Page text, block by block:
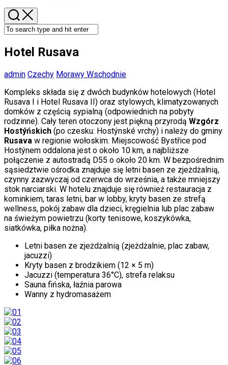
Hotel Rusava
admin Czechy Morawy Wschodnie
Kompleks składa się z dwóch budynków hotelowych (Hotel
Rusava I i Hotel Rusava II) oraz stylowych, klimatyzowanych
domków z częścią sypialną (odpowiednich na pobyty
rodzinne). Cały teren otoczony jest piękną przyrodą Wzgórz
Hostýńskich (po czesku: Hostýnské vrchy) i należy do gminy
Rusava w regionie wołoskim. Miejscowość Bystřice pod
Hostýnem oddalona jest o około 10 km, a najbliższe
połączenie z autostradą D55 o około 20 km. W bezpośrednim
sąsiedztwie ośrodka znajduje się letni basen ze zjeżdżalnią,
czynny zazwyczaj od czerwca do września, a także mniejszy
stok narciarski. W hotelu znajduje się również restauracja z
kominkiem, taras letni, bar w lobby, kryty basen ze strefą
wellness, pokój zabaw dla dzieci, kręgielnia lub plac zabaw
na świeżym powietrzu (korty tenisowe, koszykówka,
siatkówka, piłka nożna).
Letni basen ze zjeżdżalnią (zjeżdżalnie, plac zabaw,
jacuzzi)
Kryty basen z brodzikiem (12 × 5 m)
Jacuzzi (temperatura 36°C), strefa relaksu
Sauna fińska, łaźnia parowa
Wanny z hydromasażem